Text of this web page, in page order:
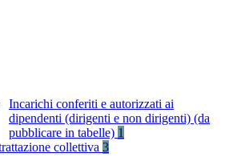
Incarichi conferiti e autorizzati ai
dipendenti (dirigenti e non dirigenti) (da
pubblicare in tabelle) 1
collettiva 3